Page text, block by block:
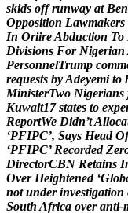
skids off runway at Ben
Opposition Lawmakers
In OriireAbduction To
Divisions For Nigerian
PersonnelTrump comm
requests byAdeyemi to
MinisterTwo Nigerians
Kuwait17 states to expe
ReportWe Didn’tAlloca
‘PFIPC’, Says Head Of
‘PFIPC’ Recorded Zer
DirectorCBN Retains I
Over Heightened ‘Glob
not under investigation
South Africa over anti-